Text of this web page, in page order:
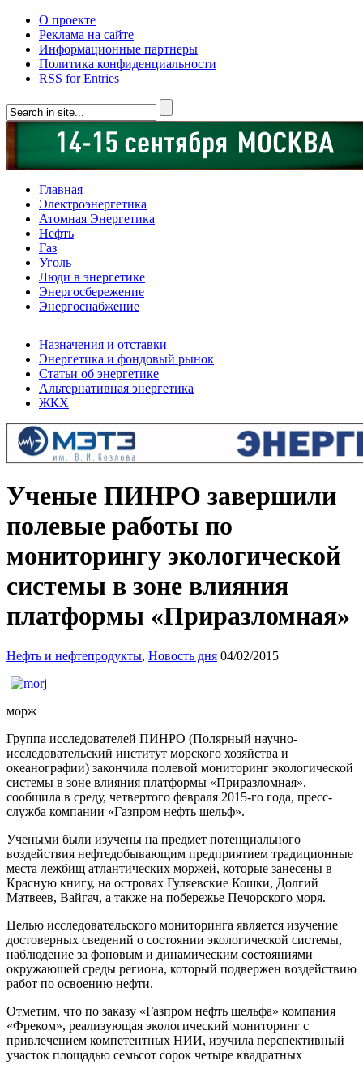
О проекте
Реклама на сайте
Информационные партнеры
Политика конфиденциальности
RSS for Entries
Главная
Электроэнергетика
Атомная Энергетика
Нефть
Газ
Уголь
Люди в энергетике
Энергосбережение
Энергоснабжение
Назначения и отставки
Энергетика и фондовый рынок
Статьи об энергетике
Альтернативная энергетика
ЖКХ
Ученые ПИНРО завершили
полевые работы по
мониторингу экологической
системы в зоне влияния
платформы «Приразломная»
Нефть и нефтепродукты, Новость дня 04/02/2015
морж
Группа исследователей ПИНРО (Полярный научно-
исследовательский институт морского хозяйства и
океанографии) закончила полевой мониторинг экологической
системы в зоне влияния платформы «Приразломная»,
сообщила в среду, четвертого февраля 2015-го года, пресс-
служба компании «Газпром нефть шельф».
Учеными были изучены на предмет потенциального
воздействия нефтедобывающим предприятием традиционные
места лежбищ атлантических моржей, которые занесены в
Красную книгу, на островах Гуляевские Кошки, Долгий
Матвеев, Вайгач, а также на побережье Печорского моря.
Целью исследовательского мониторинга является изучение
достоверных сведений о состоянии экологической системы,
наблюдение за фоновым и динамическим состояниями
окружающей среды региона, который подвержен воздействию
работ по освоению нефти.
Отметим, что по заказу «Газпром нефть шельфа» компания
«Фреком», реализующая экологический мониторинг с
привлечением компетентных НИИ, изучила перспективный
участок площадью семьсот сорок четыре квадратных